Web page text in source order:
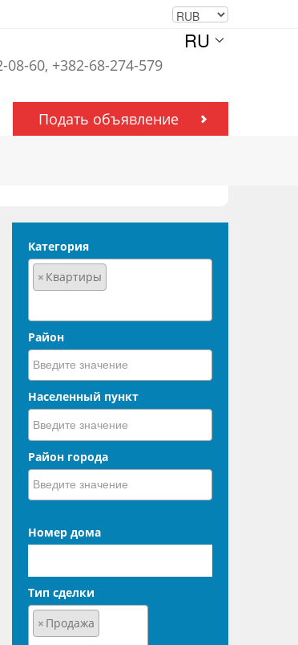
08-60, +382-68-274-579
RU
Подать объявление
Категория
× Квартиры
Район
Населенный пункт
Район города
Номер дома
Тип сделки
× Продажа